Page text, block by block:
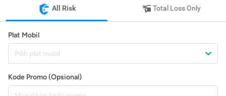
All Risk Total Loss Only
Plat Mobil
Pilih plat mobil
Kode Promo (Opsional)